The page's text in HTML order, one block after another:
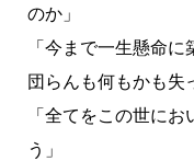
のか」
「今まで一生懸命
団らんも何もかも失
「全てをこの世に
う」